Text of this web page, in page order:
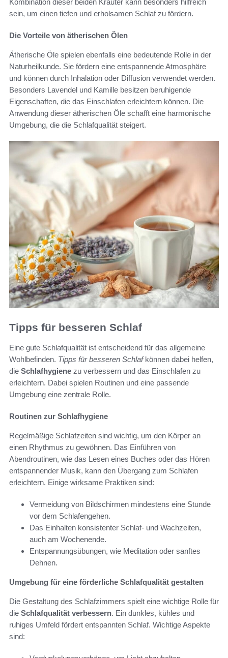
sein, um einen tiefen und erholsamen Schlaf zu fördern.
Die Vorteile von ätherischen Ölen
Ätherische Öle spielen ebenfalls eine bedeutende Rolle in der
Naturheilkunde. Sie fördern eine entspannende Atmosphäre
und können durch Inhalation oder Diffusion verwendet werden.
Besonders Lavendel und Kamille besitzen beruhigende
Eigenschaften, die das Einschlafen erleichtern können. Die
Anwendung dieser ätherischen Öle schafft eine harmonische
Umgebung, die die Schlafqualität steigert.
Tipps für besseren Schlaf
Eine gute Schlafqualität ist entscheidend für das allgemeine
Wohlbefinden. Tipps für besseren Schlafkönnen dabei helfen,
die Schlafhygiene zu verbessern und das Einschlafen zu
erleichtern. Dabei spielen Routinen und eine passende
Umgebung eine zentrale Rolle.
Routinen zur Schlafhygiene
Regelmäßige Schlafzeiten sind wichtig, um den Körper an
einen Rhythmus zu gewöhnen. Das Einführen von
Abendroutinen, wie das Lesen eines Buches oder das Hören
entspannender Musik, kann den Übergang zum Schlafen
erleichtern. Einige wirksame Praktiken sind:
Vermeidung von Bildschirmen mindestens eine Stunde
vor dem Schlafengehen.
Das Einhalten konsistenter Schlaf- und Wachzeiten,
auch am Wochenende.
Entspannungsübungen, wie Meditation oder sanftes
Dehnen.
Umgebung für eine förderliche Schlafqualität gestalten
Die Gestaltung des Schlafzimmers spielt eine wichtige Rolle für
die Schlafqualität verbessern. Ein dunkles, kühles und
ruhiges Umfeld fördert entspannten Schlaf. Wichtige Aspekte
sind: